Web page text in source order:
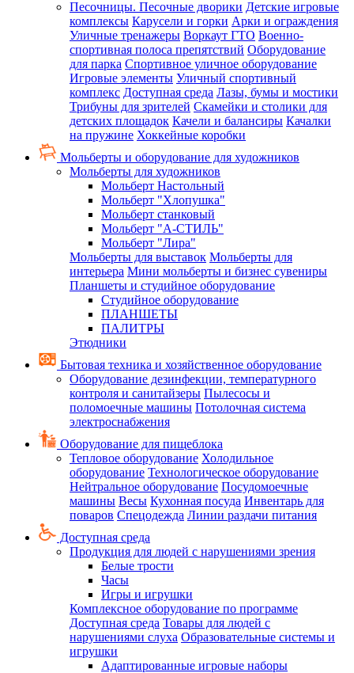
Песочницы. Песочные дворики Детские игровые
комплексы Карусели и горки Арки и ограждения
Уличные тренажеры Воркаут ГТО Военно-
спортивная полоса препятствий Оборудование
для парка Спортивное уличное оборудование
Игровые элементы Уличный спортивный
комплекс Доступная среда Лазы, бумы и мостики
Трибуны для зрителей Скамейки и столики для
детских площадок Качели и балансиры Качалки
на пружине Хоккейные коробки
Мольберты и оборудование для художников
Мольберты для художников
Мольберт Настольный
Мольберт "Хлопушка"
Мольберт станковый
Мольберт "А-СТИЛЬ"
Мольберт "Лира"
Мольберты для выставок Мольберты для
интерьера Мини мольберты и бизнес сувениры
Планшеты и студийное оборудование
Студийное оборудование
ПЛАНШЕТЫ
ПАЛИТРЫ
Этюдники
Бытовая техника и хозяйственное оборудование
Оборудование дезинфекции, температурного
контроля и санитайзеры Пылесосы и
поломоечные машины Потолочная система
электроснабжения
Оборудование для пищеблока
Тепловое оборудование Холодильное
оборудование Технологическое оборудование
Нейтральное оборудование Посудомоечные
машины Весы Кухонная посуда Инвентарь для
поваров Спецодежда Линии раздачи питания
Доступная среда
Продукция для людей с нарушениями зрения
Белые трости
Часы
Игры и игрушки
Комплексное оборудование по программе
Доступная среда Товары для людей с
нарушениями слуха Образовательные системы и
игрушки
Адаптированные игровые наборы